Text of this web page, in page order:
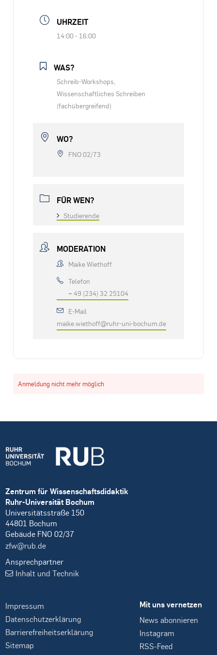
UHRZEIT
14:00 - 16:00
WAS?
Schreib-Workshops,
Wissenschaftliches Schreiben
(fachübergreifend)
WO?
FNO 02/73
FÜR WEN?
Studierende
MODERATION
Maike Wiethoff
Telefon
+ 49 (234) 32 25104
E-Mail
maike.wiethoff@ruhr-uni-bochum.de
Anmeldung nicht mehr möglich
Zentrum für Wissenschaftsdidaktik
Ruhr-Universität Bochum
Universitätsstraße 150
44801 Bochum
Gebäude FNO 02/37
zfw@rub.de
Ansprechpartner
Inhalt und Technik
Impressum
Datenschutzerklärung
Barrierefreiheitserklärung
Sitemap
Mit uns vernetzen
News abonnieren
Instagram
RSS-Feed